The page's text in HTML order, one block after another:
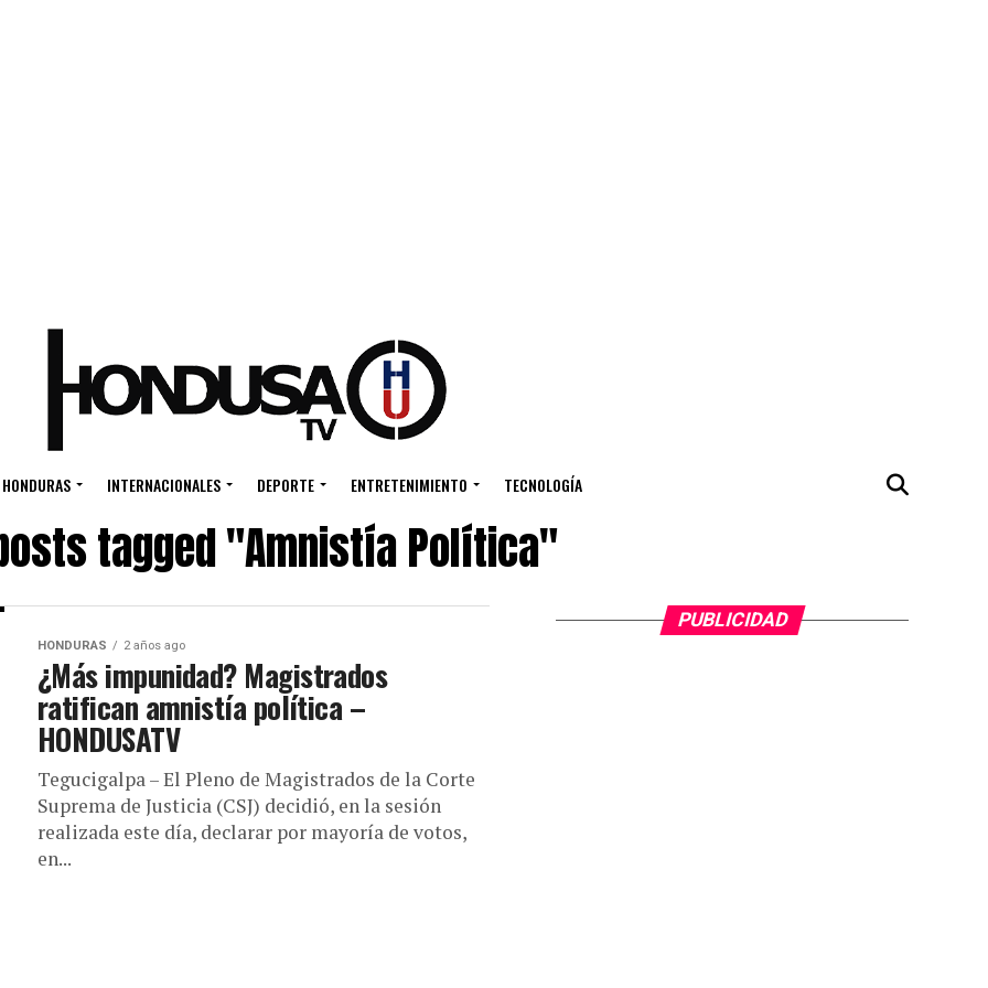
HONDURAS INTERNACIONALES DEPORTE ENTRETENIMIENTO TECNOLOGÍA
tagged "Amnistía Política"
HONDURAS 2 años ago
¿Más impunidad? Magistrados
ratifican amnistía política –
HONDUSATV
Tegucigalpa – El Pleno de Magistrados de la Corte
Suprema de Justicia (CSJ) decidió, en la sesión
realizada este día, declarar por mayoría de votos,
en...
PUBLICIDAD